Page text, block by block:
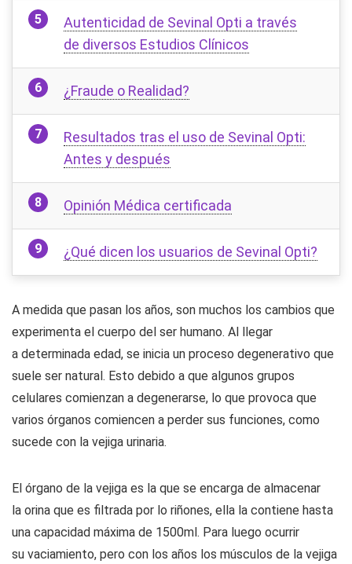
Autenticidad de Sevinal Opti a través
de diversos Estudios Clínicos
¿Fraude o Realidad?
Resultados tras el uso de Sevinal Opti:
Antes y después
Opinión Médica certificada
¿Qué dicen los usuarios de Sevinal Opti?
A medida que pasan los años, son muchos los cambios que
experimenta el cuerpo del ser humano. Al llegar
a determinada edad, se inicia un proceso degenerativo que
suele ser natural. Esto debido a que algunos grupos
celulares comienzan a degenerarse, lo que provoca que
varios órganos comiencen a perder sus funciones, como
sucede con la vejiga urinaria.
El órgano de la vejiga es la que se encarga de almacenar
la orina que es filtrada por lo riñones, ella la contiene hasta
una capacidad máxima de 1500ml. Para luego ocurrir
su vaciamiento, pero con los años los músculos de la vejiga